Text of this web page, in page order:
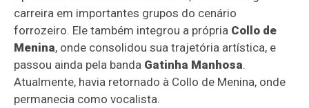
carreira em importantes grupos do cenário
forrozeiro. Ele também integrou a própria Collo de
Menina, onde consolidou sua trajetória artística, e
passou ainda pela banda Gatinha Manhosa.
Atualmente, havia retornado à Collo de Menina, onde
permanecia como vocalista.